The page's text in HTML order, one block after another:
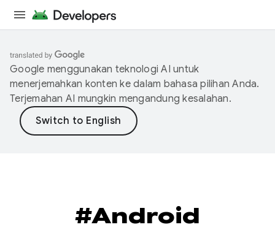
Google menggunakan teknologi AI untuk
menerjemahkan konten ke dalam bahasa pilihan Anda.
Terjemahan AI mungkin mengandung kesalahan.
#Android